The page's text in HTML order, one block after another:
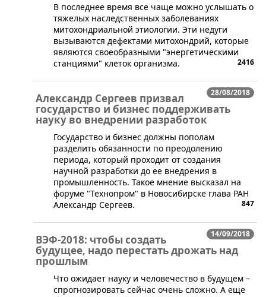
​В последнее время все чаще можно услышать о
тяжелых наследственных заболеваниях
митохондриальной этиологии. Эти недуги
вызываются дефектами митохондрий, которые
являются своеобразными "энергетическими
станциями" клеток организма.
2416
28/08/2018
Александр Сергеев призвал
государство и бизнес поддерживать
науку во внедрении разработок
​Государство и бизнес должны пополам
разделить обязанности по преодолению
периода, который проходит от создания
научной разработки до ее внедрения в
промышленность. Такое мнение высказал на
форуме "Технопром" в Новосибирске глава РАН
Александр Сергеев.
847
14/09/2018
ВЭФ-2018: чтобы создать
будущее, надо перестать дрожать над
прошлым
Что ожидает науку и человечество в будущем –
спрогнозировать сейчас очень сложно. А еще